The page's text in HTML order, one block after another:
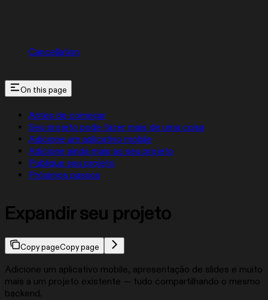
Cancellation
On this page
Antes de começar
Seu projeto pode fazer mais de uma coisa
Adicione um aplicativo mobile
Adicione ainda mais ao seu projeto
Publique seu projeto
Próximos passos
Expandir seu projeto
Copy pageCopy page
Adicione um aplicativo mobile, apresentação de slides e muito
mais a um projeto existente — tudo compartilhando o mesmo
backend.